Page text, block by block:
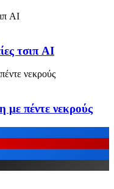
τσιπ AI
με πέντε νεκρούς